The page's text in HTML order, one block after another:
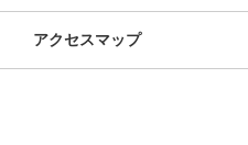
アクセスマップ